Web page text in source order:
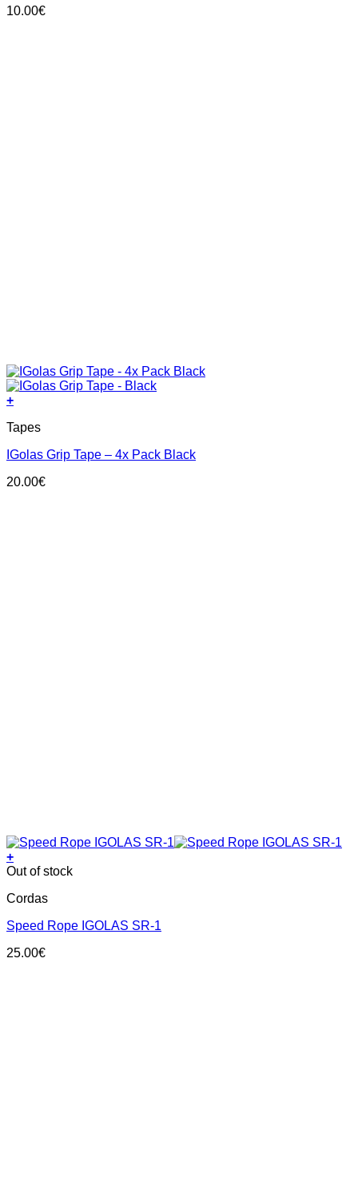
10.00€
+
Tapes
IGolas Grip Tape – 4x Pack Black
20.00€
+
Out of stock
Cordas
Speed Rope IGOLAS SR-1
25.00€